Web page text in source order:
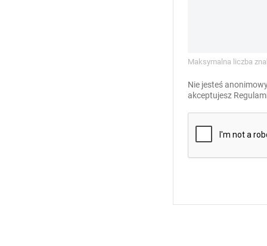
Maksymalna liczba
Nie jesteś
akceptujesz